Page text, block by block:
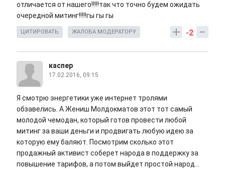
отличается от нашего!!!!!так что точно будем ожидать
очередной митинг!!!!!гы гы гы
-2
ЦИТИРОВАТЬ ЖАЛОБА МОДЕРАТОРУ
каспер
17.02.2016, 09:15
Я смотрю энергетики уже интернет тролями
обзавелись. А Жениш Молдокматов этот тот самый
молодой чемодан, который готов провести любой
митинг за ваши деньги и продвигать любую идею за
которую ему баляют. Посмотрим сколько этот
продажный активист соберет народа в поддержку за
повышение тарифов, а потом выйдет простой народ...